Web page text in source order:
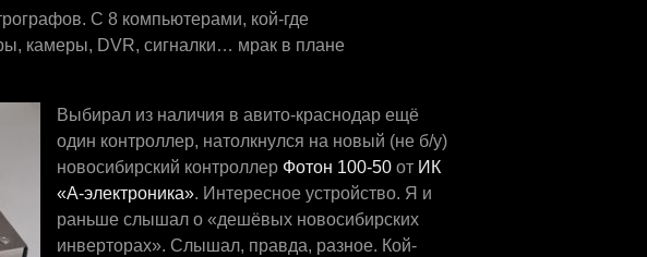
С 8 компьютерами, кой-где
камеры, DVR, сигналки… мрак в плане
Выбирал из наличия в авито-краснодар ещё
один контроллер, натолкнулся на новый (не б/у)
новосибирский контроллер Фотон 100-50 от ИК
«А-электроника». Интересное устройство. Я и
раньше слышал о «дешёвых новосибирских
инверторах». Слышал, правда, разное. Кой-